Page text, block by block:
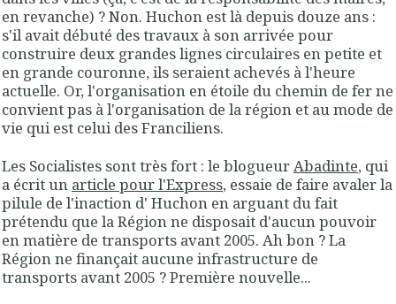
en revanche) ? Non. Huchon est là depuis douze ans :
s'il avait débuté des travaux à son arrivée pour
construire deux grandes lignes circulaires en petite et
en grande couronne, ils seraient achevés à l'heure
actuelle. Or, l'organisation en étoile du chemin de fer ne
convient pas à l'organisation de la région et au mode de
vie qui est celui des Franciliens.
Les Socialistes sont très fort : le blogueurAbadinte, qui
a écrit un article pour l'Express, essaie de faire avaler la
pilule de l'inaction d' Huchon en arguant du fait
prétendu que la Région ne disposait d'aucun pouvoir
en matière de transports avant 2005. Ah bon ? La
Région ne finançait aucune infrastructure de
transports avant 2005 ? Première nouvelle...